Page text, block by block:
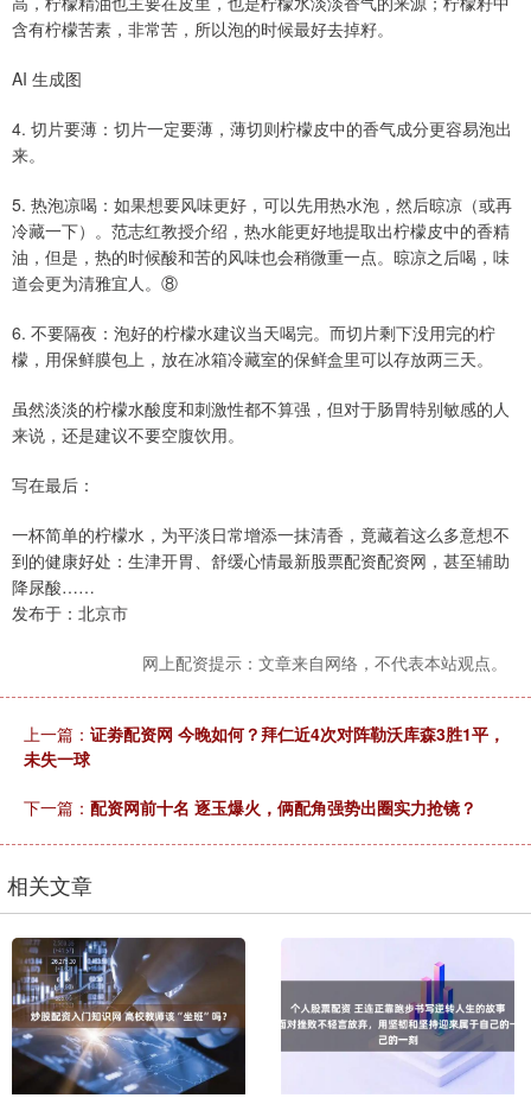
含有柠檬苦素，非常苦，所以泡的时候最好去掉籽。
AI 生成图
4. 切片要薄：切片一定要薄，薄切则柠檬皮中的香气成分更容易泡出
来。
5. 热泡凉喝：如果想要风味更好，可以先用热水泡，然后晾凉（或再
冷藏一下）。范志红教授介绍，热水能更好地提取出柠檬皮中的香精
油，但是，热的时候酸和苦的风味也会稍微重一点。晾凉之后喝，味
道会更为清雅宜人。⑧
6. 不要隔夜：泡好的柠檬水建议当天喝完。而切片剩下没用完的柠
檬，用保鲜膜包上，放在冰箱冷藏室的保鲜盒里可以存放两三天。
虽然淡淡的柠檬水酸度和刺激性都不算强，但对于肠胃特别敏感的人
来说，还是建议不要空腹饮用。
写在最后：
一杯简单的柠檬水，为平淡日常增添一抹清香，竟藏着这么多意想不
到的健康好处：生津开胃、舒缓心情最新股票配资配资网，甚至辅助
降尿酸……
发布于：北京市
网上配资提示：文章来自网络，不代表本站观点。
上一篇： 证劵配资网 今晚如何？拜仁近4次对阵勒沃库森3胜1平，
未失一球
下一篇： 配资网前十名 逐玉爆火，俩配角强势出圈实力抢镜？
相关文章